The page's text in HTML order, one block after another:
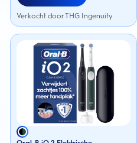
Verkocht door THG Ingenuity